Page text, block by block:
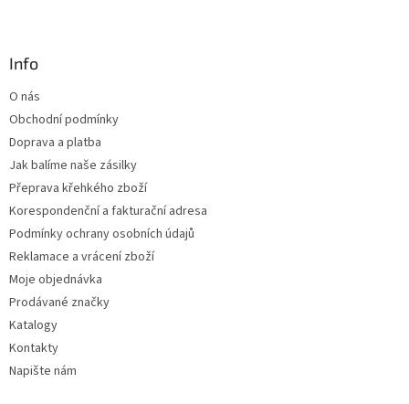
s
Info
O nás
Obchodní podmínky
Doprava a platba
Jak balíme naše zásilky
Přeprava křehkého zboží
Korespondenční a fakturační adresa
Podmínky ochrany osobních údajů
Reklamace a vrácení zboží
Moje objednávka
Prodávané značky
Katalogy
Kontakty
Napište nám